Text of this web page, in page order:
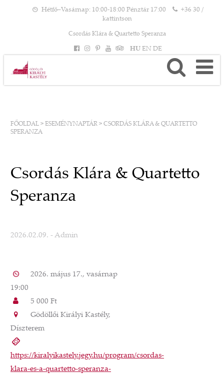
Hétfő–Vasárnap: 10:00-18:00 Pénztár 17:00
+36 30 /
kattintson
Csordás Klára & Quartetto Speranza
HU EN DE
FŐOLDAL > ESEMÉNYNAPTÁR > CSORDÁS KLÁRA & QUARTETTO
SPERANZA
Csordás Klára & Quartetto
Speranza
2026.02.09. - Admin
2026. május 17., vasárnap
19:00
5 000 Ft
Gödöllői Királyi Kastély,
Díszterem
https://kiralyikastely.jegy.hu/program/csordas-
klara-es-a-quartetto-speranza-